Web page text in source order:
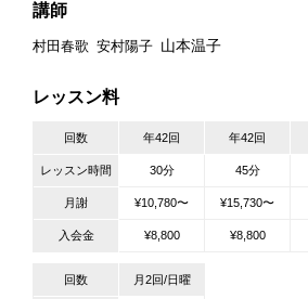
講師
村田春歌 安村陽子 山本温子
レッスン料
回数 年42回 年42回
レッスン時間 30分 45分
月謝 ¥10,780〜 ¥15,730〜
入会金 ¥8,800 ¥8,800
回数 月2回/日曜